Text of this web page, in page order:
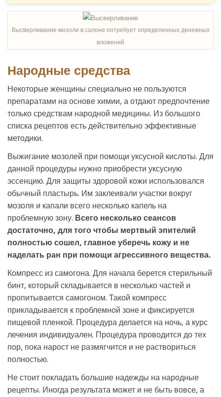
Высверливание мозоли в салоне потребует определенных денежных
вложений
Народные средства
Некоторые женщины специально не пользуются
препаратами на основе химии, а отдают предпочтение
только средствам народной медицины. Из большого
списка рецептов есть действительно эффективные
методики.
Выжигание мозолей при помощи уксусной кислоты. Для
данной процедуры нужно приобрести уксусную
эссенцию. Для защиты здоровой кожи использовался
обычный пластырь. Им заклеивали участки вокруг
мозоля и капали всего несколько капель на
проблемную зону. Всего несколько сеансов
достаточно, для того чтобы мертвый эпителий
полностью сошел, главное уберечь кожу и не
наделать ран при помощи агрессивного вещества.
Компресс из самогона. Для начала берется стерильный
бинт, который складывается в несколько частей и
пропитывается самогоном. Такой компресс
прикладывается к проблемной зоне и фиксируется
пищевой пленкой. Процедура делается на ночь, а курс
лечения индивидуален. Процедура проводится до тех
пор, пока нарост не размягчится и не раствориться
полностью.
Не стоит покладать большие надежды на народные
рецепты. Иногда результата может и не быть вовсе, а